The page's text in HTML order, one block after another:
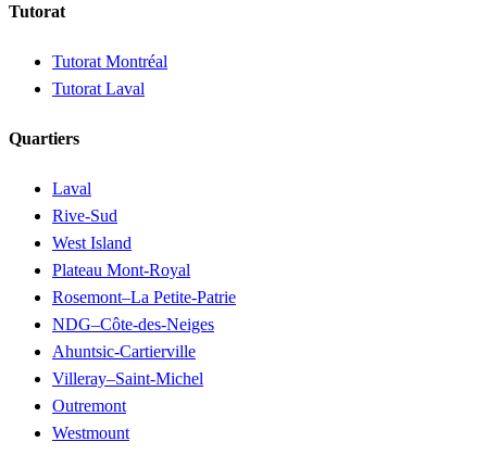
Tutorat
Tutorat Montréal
Tutorat Laval
Quartiers
Laval
Rive-Sud
West Island
Plateau Mont-Royal
Rosemont–La Petite-Patrie
NDG–Côte-des-Neiges
Ahuntsic-Cartierville
Villeray–Saint-Michel
Outremont
Westmount